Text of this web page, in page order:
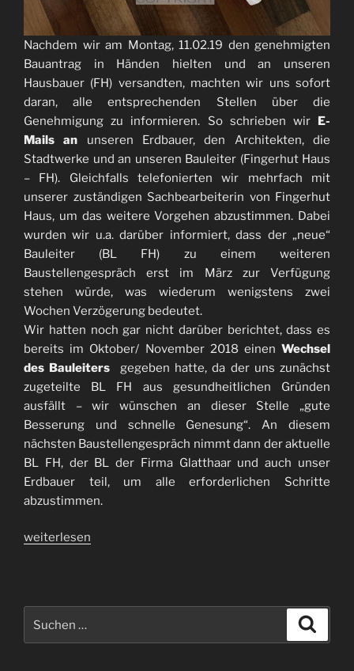
Nachdem wir am Montag, 11.02.19 den genehmigten
Bauantrag in Händen hielten und an unseren
Hausbauer (FH) versandten, machten wir uns sofort
daran, alle entsprechenden Stellen über die
Genehmigung zu informieren. So schrieben wir E-
Mails an unseren Erdbauer, den Architekten, die
Stadtwerke und an unseren Bauleiter (Fingerhut Haus
– FH). Gleichfalls telefonierten wir mehrfach mit
unserer zuständigen Sachbearbeiterin von Fingerhut
Haus, um das weitere Vorgehen abzustimmen. Dabei
wurden wir u.a. darüber informiert, dass der „neue“
Bauleiter (BL FH) zu einem weiteren
Baustellengespräch erst im März zur Verfügung
stehen würde, was wiederum wenigstens zwei
Wochen Verzögerung bedeutet.
Wir hatten noch gar nicht darüber berichtet, dass es
bereits im Oktober/ November 2018 einen Wechsel
des Bauleiters gegeben hatte, da der uns zunächst
zugeteilte BL FH aus gesundheitlichen Gründen
ausfällt – wir wünschen an dieser Stelle „gute
Besserung und schnelle Genesung“. An diesem
nächsten Baustellengespräch nimmt dann der aktuelle
BL FH, der BL der Firma Glatthaar und auch unser
Erdbauer teil, um alle erforderlichen Schritte
abzustimmen.
„Eine
weiterlesen
nach: